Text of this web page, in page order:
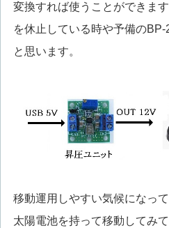
変換すれば使うことができま
を休止している時や予備の
と思います。
移動運用しやすい気候になっ
太陽電池を持って移動してみ